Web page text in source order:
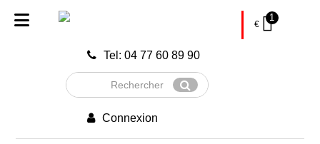
Tel: 04 77 60 89 90
Rechercher
Envoyer
Connexion
€
1